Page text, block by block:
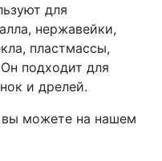
для
нержавейки,
пластмассы,
подходит для
и дрелей.
вы можете на нашем